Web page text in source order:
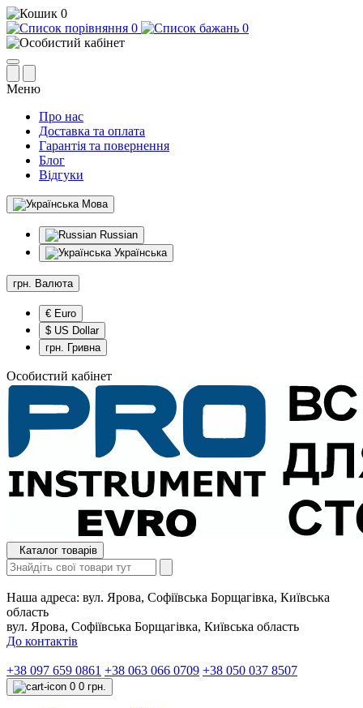
0
0
0
Меню
Про нас
Доставка та оплата
Гарантія та повернення
Блог
Відгуки
Мова
Russian
Українська
грн. Валюта
€ Euro
$ US Dollar
грн. Гривна
Особистий кабінет
Каталог товарів
Наша адреса: вул. Ярова, Софіївська Борщагівка, Київська
область
вул. Ярова, Софіївська Борщагівка, Київська область
До контактів
+38 097 659 0861 +38 063 066 0709 +38 050 037 8507
0 0 грн.